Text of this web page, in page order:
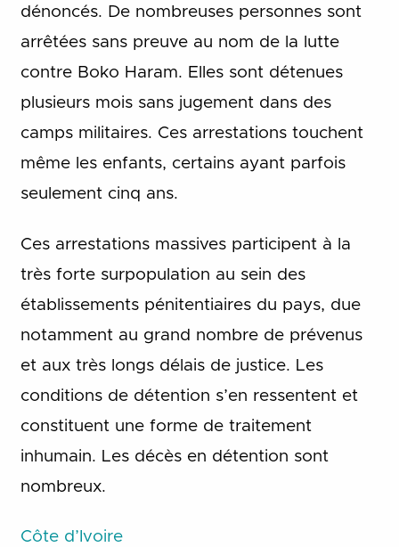
dénoncés. De nombreuses personnes sont
arrêtées sans preuve au nom de la lutte
contre Boko Haram. Elles sont détenues
plusieurs mois sans jugement dans des
camps militaires. Ces arrestations touchent
même les enfants, certains ayant parfois
seulement cinq ans.
Ces arrestations massives participent à la
très forte surpopulation au sein des
établissements pénitentiaires du pays, due
notamment au grand nombre de prévenus
et aux très longs délais de justice. Les
conditions de détention s’en ressentent et
constituent une forme de traitement
inhumain. Les décès en détention sont
nombreux.
Côte d’Ivoire